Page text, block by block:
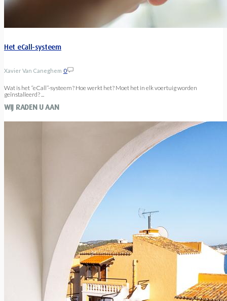
Het eCall-systeem
Xavier Van Caneghem 0
Wat is het “eCall”-systeem? Hoe werkt het? Moet het in elk voertuig worden
geïnstalleerd? ...
WIJ RADEN U AAN